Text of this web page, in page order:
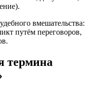
вмешательства:
путём переговоров,
термина